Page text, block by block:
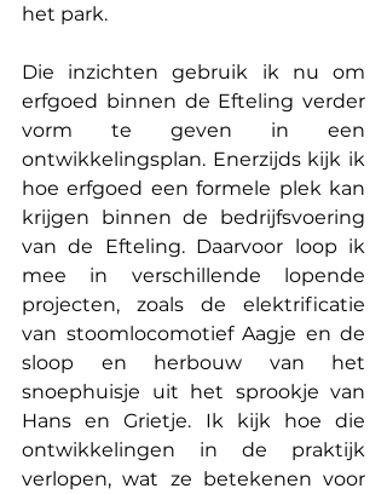
het park.
Die inzichten gebruik ik nu om
erfgoed binnen de Efteling verder
vorm te geven in een
ontwikkelingsplan. Enerzijds kijk ik
hoe erfgoed een formele plek kan
krijgen binnen de bedrijfsvoering
van de Efteling. Daarvoor loop ik
mee in verschillende lopende
projecten, zoals de elektrificatie
van stoomlocomotief Aagje en de
sloop en herbouw van het
snoephuisje uit het sprookje van
Hans en Grietje. Ik kijk hoe die
ontwikkelingen in de praktijk
verlopen, wat ze betekenen voor